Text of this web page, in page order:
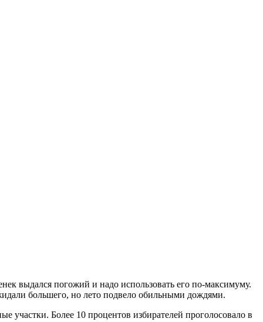
выдался погожий и надо использовать его по-максимуму.
большего, но лето подвело обильными дождями.
участки. Более 10 процентов избирателей проголосовало в